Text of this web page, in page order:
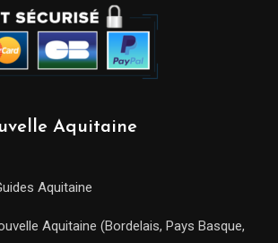
Aquitaine
Aquitaine
Aquitaine (Bordelais, Pays Basque,